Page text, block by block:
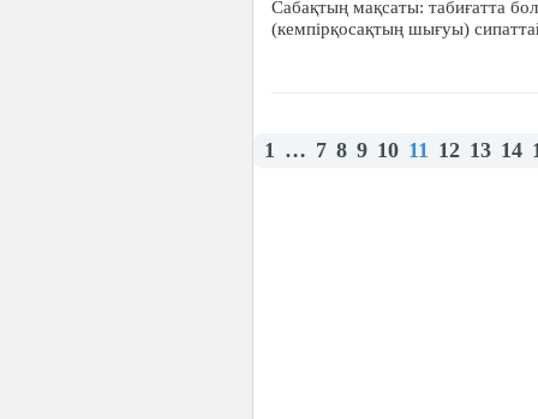
Сабақтың мақсаты: табиғатта
(кемпірқосақтың шығуы)
1 … 7 8 9 10 11 12 13 14